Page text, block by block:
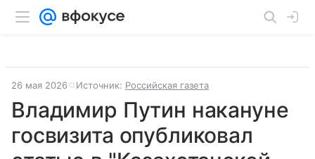
26 мая 2026 Источник: Российская газета
Владимир Путин накануне
госвизита опубликовал